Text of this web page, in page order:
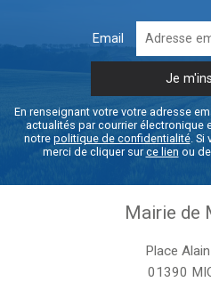
Email
En renseignant votre votre adresse
actualités par courrier électronique
notre politique de confidentialité. Si
merci de cliquer surce lien ou
Mairie de
Place
01390